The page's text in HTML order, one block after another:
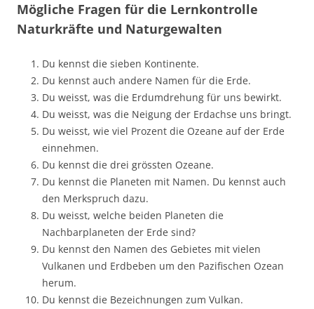
Mögliche Fragen für die Lernkontrolle
Naturkräfte und Naturgewalten
Du kennst die sieben Kontinente.
Du kennst auch andere Namen für die Erde.
Du weisst, was die Erdumdrehung für uns bewirkt.
Du weisst, was die Neigung der Erdachse uns bringt.
Du weisst, wie viel Prozent die Ozeane auf der Erde
einnehmen.
Du kennst die drei grössten Ozeane.
Du kennst die Planeten mit Namen. Du kennst auch
den Merkspruch dazu.
Du weisst, welche beiden Planeten die
Nachbarplaneten der Erde sind?
Du kennst den Namen des Gebietes mit vielen
Vulkanen und Erdbeben um den Pazifischen Ozean
herum.
Du kennst die Bezeichnungen zum Vulkan.